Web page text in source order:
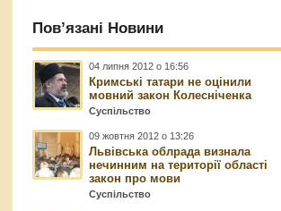
Пов’язані Новини
04 липня 2012 о 16:56
Кримські татари не оцінили
мовний закон Колесніченка
Суспільство
09 жовтня 2012 о 13:26
Львівська облрада визнала
нечинним на території області
закон про мови
Суспільство